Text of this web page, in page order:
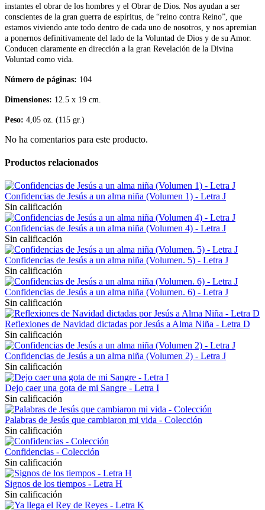
instantes el obrar de los hombres y el Obrar de Dios. Nos ayudan a ser
conscientes de la gran guerra de espíritus, de “reino contra Reino”, que
estamos viviendo ante todo dentro de cada uno de nosotros, y nos apremian
a ponernos definitivamente del lado de la Voluntad de Dios y de su Amor.
Conducen claramente en dirección a la gran Revelación de la Divina
Voluntad como vida.
Número de páginas: 104
Dimensiones: 12.5 x 19 cm.
Peso: 4,05 oz. (115 gr.)
No ha comentarios para este producto.
Productos relacionados
Confidencias de Jesús a un alma niña (Volumen 1) - Letra J
Sin calificación
Confidencias de Jesús a un alma niña (Volumen 4) - Letra J
Sin calificación
Confidencias de Jesús a un alma niña (Volumen. 5) - Letra J
Sin calificación
Confidencias de Jesús a un alma niña (Volumen. 6) - Letra J
Sin calificación
Reflexiones de Navidad dictadas por Jesús a Alma Niña - Letra D
Sin calificación
Confidencias de Jesús a un alma niña (Volumen 2) - Letra J
Sin calificación
Dejo caer una gota de mi Sangre - Letra I
Sin calificación
Palabras de Jesús que cambiaron mi vida - Colección
Sin calificación
Confidencias - Colección
Sin calificación
Signos de los tiempos - Letra H
Sin calificación